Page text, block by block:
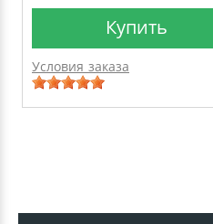
Купить
Условия заказа